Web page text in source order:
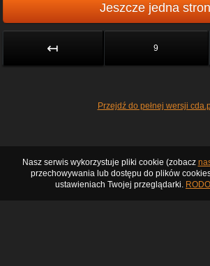
Jeszcze jedna
↤ 9
Przejdź do pełnej wersji
Nasz serwis wykorzystuje pliki cookie (zobacz
przechowywania lub dostępu do plików
ustawieniach Twojej przeglądarki.